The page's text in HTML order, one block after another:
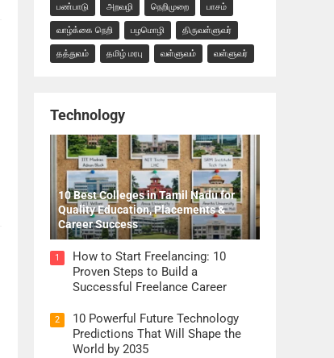
பண்பாடு அறவழி நெறிமுறை பாசம்
வாழ்க்கை நெறி பழமொழி திருவள்ளுவர்
தத்துவம் தமிழ் மரபு வள்ளுவம் வள்ளுவர்
Technology
10 Best Colleges in Tamil Nadu for
Quality Education, Placements &
Career Success
1
How to Start Freelancing: 10
Proven Steps to Build a
Successful Freelance Career
2
10 Powerful Future Technology
Predictions That Will Shape the
World by 2035